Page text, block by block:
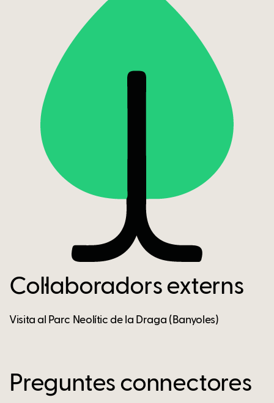
Col·laboradors externs
Visita al Parc Neolític de la Draga (Banyoles)
Preguntes connectores